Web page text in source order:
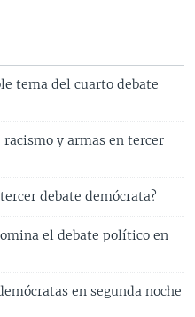
tema del cuarto debate
y armas en tercer
debate demócrata?
el debate político en
en segunda noche